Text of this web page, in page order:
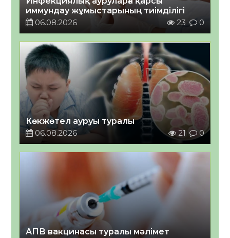
иммундау жұмыстарының тиімділігі
06.08.2026
23 0
Көкжөтел ауруы туралы
06.08.2026
21 0
АПВ вакцинасы туралы мәлімет